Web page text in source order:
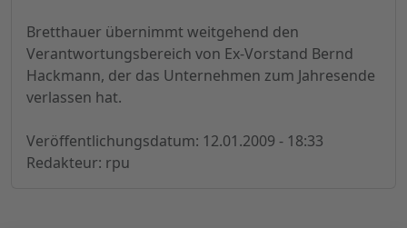
Bretthauer übernimmt weitgehend den
Verantwortungsbereich von Ex-Vorstand Bernd
Hackmann, der das Unternehmen zum Jahresende
verlassen hat.
Veröffentlichungsdatum: 12.01.2009 - 18:33
Redakteur: rpu